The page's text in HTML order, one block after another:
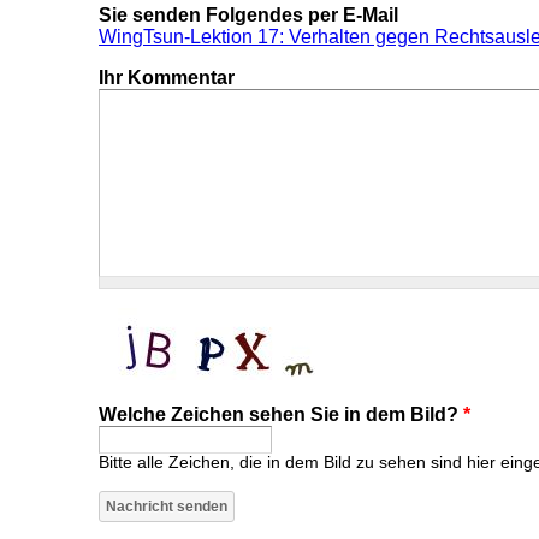
Sie senden Folgendes per E-Mail
WingTsun-Lektion 17: Verhalten gegen
Ihr Kommentar
Welche Zeichen sehen Sie in dem Bild? *
Bitte alle Zeichen, die in dem Bild zu sehen sind hier